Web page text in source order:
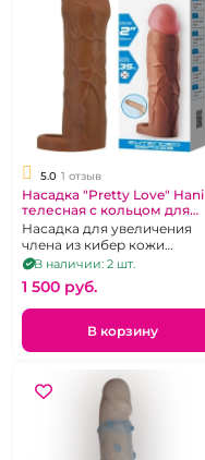
5.0 1 отзыв
Насадка "Pretty Love" Hani
телесная с кольцом для
мошонки
Насадка для увеличения
члена из кибер кожи
темного цвета.
В наличии: 2 шт.
1 500 pуб.
В корзину